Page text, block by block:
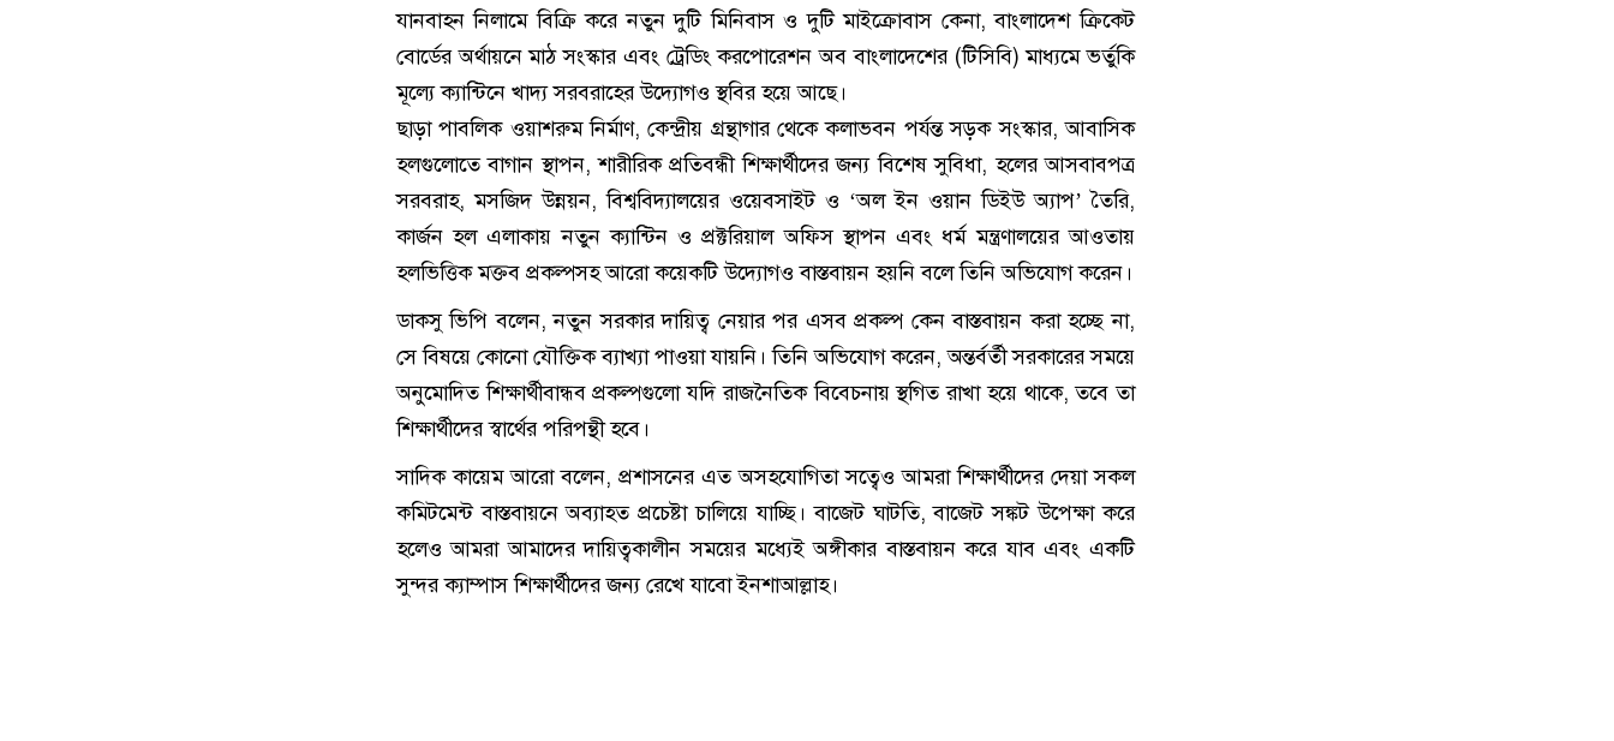
যানবাহন নিলামে বিক্রি করে নতুন দুটি মিনিবাস ও দুটি মাইক্রোবাস কেনা, বাংলাদেশ ক্রিকেট
বোর্ডের অর্থায়নে মাঠ সংস্কার এবং ট্রেডিং করপোরেশন অব বাংলাদেশের (টিসিবি) মাধ্যমে ভর্তুকি
মূল্যে ক্যান্টিনে খাদ্য সরবরাহের উদ্যোগও স্থবির হয়ে আছে।
ছাড়া পাবলিক ওয়াশরুম নির্মাণ, কেন্দ্রীয় গ্রন্থাগার থেকে কলাভবন পর্যন্ত সড়ক সংস্কার, আবাসিক
হলগুলোতে বাগান স্থাপন, শারীরিক প্রতিবন্ধী শিক্ষার্থীদের জন্য বিশেষ সুবিধা, হলের আসবাবপত্র
সরবরাহ, মসজিদ উন্নয়ন, বিশ্ববিদ্যালয়ের ওয়েবসাইট ও ‘অল ইন ওয়ান ডিইউ অ্যাপ’ তৈরি,
কার্জন হল এলাকায় নতুন ক্যান্টিন ও প্রক্টরিয়াল অফিস স্থাপন এবং ধর্ম মন্ত্রণালয়ের আওতায়
হলভিত্তিক মক্তব প্রকল্পসহ আরো কয়েকটি উদ্যোগও বাস্তবায়ন হয়নি বলে তিনি অভিযোগ করেন।
ডাকসু ভিপি বলেন, নতুন সরকার দায়িত্ব নেয়ার পর এসব প্রকল্প কেন বাস্তবায়ন করা হচ্ছে না,
সে বিষয়ে কোনো যৌক্তিক ব্যাখ্যা পাওয়া যায়নি। তিনি অভিযোগ করেন, অন্তর্বর্তী সরকারের সময়ে
অনুমোদিত শিক্ষার্থীবান্ধব প্রকল্পগুলো যদি রাজনৈতিক বিবেচনায় স্থগিত রাখা হয়ে থাকে, তবে তা
শিক্ষার্থীদের স্বার্থের পরিপন্থী হবে।
সাদিক কায়েম আরো বলেন, প্রশাসনের এত অসহযোগিতা সত্বেও আমরা শিক্ষার্থীদের দেয়া সকল
কমিটমেন্ট বাস্তবায়নে অব্যাহত প্রচেষ্টা চালিয়ে যাচ্ছি। বাজেট ঘাটতি, বাজেট সঙ্কট উপেক্ষা করে
হলেও আমরা আমাদের দায়িত্বকালীন সময়ের মধ্যেই অঙ্গীকার বাস্তবায়ন করে যাব এবং একটি
সুন্দর ক্যাম্পাস শিক্ষার্থীদের জন্য রেখে যাবো ইনশাআল্লাহ।